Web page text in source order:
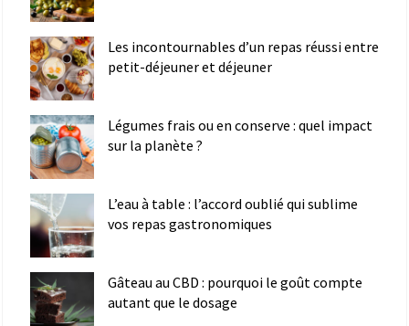
Les incontournables d’un repas réussi entre
petit-déjeuner et déjeuner
Légumes frais ou en conserve : quel impact
sur la planète ?
L’eau à table : l’accord oublié qui sublime
vos repas gastronomiques
Gâteau au CBD : pourquoi le goût compte
autant que le dosage